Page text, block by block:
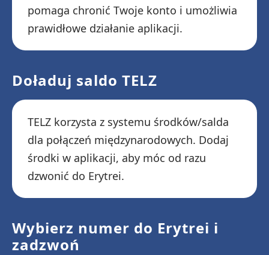
pomaga chronić Twoje konto i umożliwia
prawidłowe działanie aplikacji.
Doładuj saldo TELZ
TELZ korzysta z systemu środków/salda
dla połączeń międzynarodowych. Dodaj
środki w aplikacji, aby móc od razu
dzwonić do Erytrei.
Wybierz numer do Erytrei i
zadzwoń